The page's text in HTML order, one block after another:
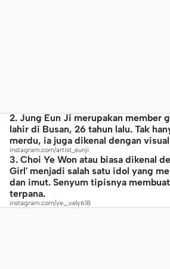
2. Jung Eun Ji merupakan member
lahir di Busan, 26 tahun lalu. Tak
merdu, ia juga dikenal dengan
instagram.com/artist_eunji
3. Choi Ye Won atau biasa dikenal
Girl' menjadi salah satu idol yang
dan imut. Senyum tipisnya
terpana.
instagram.com/ye._.vely618